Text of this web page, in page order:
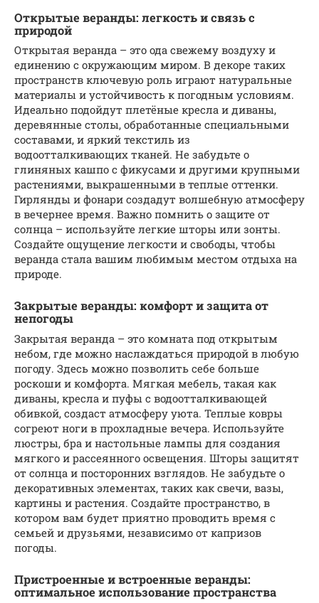
Открытые веранды: легкость и связь с
природой
Открытая веранда – это ода свежему воздуху и
единению с окружающим миром. В декоре таких
пространств ключевую роль играют натуральные
материалы и устойчивость к погодным условиям.
Идеально подойдут плетёные кресла и диваны,
деревянные столы, обработанные специальными
составами, и яркий текстиль из
водоотталкивающих тканей. Не забудьте о
глиняных кашпо с фикусами и другими крупными
растениями, выкрашенными в теплые оттенки.
Гирлянды и фонари создадут волшебную атмосферу
в вечернее время. Важно помнить о защите от
солнца – используйте легкие шторы или зонты.
Создайте ощущение легкости и свободы, чтобы
веранда стала вашим любимым местом отдыха на
природе.
Закрытые веранды: комфорт и защита от
непогоды
Закрытая веранда – это комната под открытым
небом, где можно наслаждаться природой в любую
погоду. Здесь можно позволить себе больше
роскоши и комфорта. Мягкая мебель, такая как
диваны, кресла и пуфы с водоотталкивающей
обивкой, создаст атмосферу уюта. Теплые ковры
согреют ноги в прохладные вечера. Используйте
люстры, бра и настольные лампы для создания
мягкого и рассеянного освещения. Шторы защитят
от солнца и посторонних взглядов. Не забудьте о
декоративных элементах, таких как свечи, вазы,
картины и растения. Создайте пространство, в
котором вам будет приятно проводить время с
семьей и друзьями, независимо от капризов
погоды.
Пристроенные и встроенные веранды:
оптимальное использование пространства